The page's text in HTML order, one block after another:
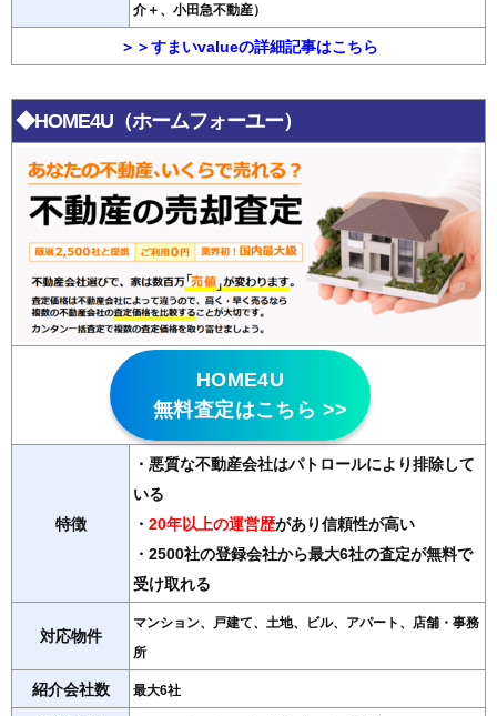
介＋、小田急不動産）
＞＞すまいvalueの詳細記事はこちら
◆HOME4U（ホームフォーユー）
HOME4U
無料査定はこちら >>
特徴
・悪質な不動産会社はパトロールにより排除して
いる
・ 20年以上の運営歴があり信頼性が高い
・2500社の登録会社から最大6社の査定が無料で
受け取れる
対応物件
マンション、戸建て、土地、ビル、アパート、店舗・事務
所
紹介会社数 最大6社